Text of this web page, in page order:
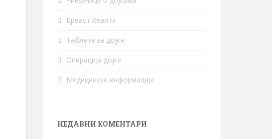
Бреаст Хеалтх
Таблете за дојке
Операција дојке
Медицинске информације
НЕДАВНИ КОМЕНТАРИ